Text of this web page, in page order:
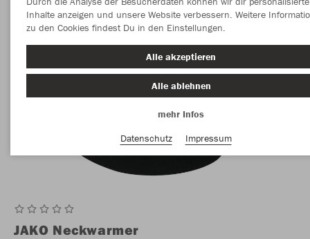
JAKO Neckwarmer
Inhalte anzeigen und unsere Website verbessern. Weitere
zu den Cookies findest Du in den Einstellungen.
Alle akzeptieren
Alle ablehnen
mehr Infos
Datenschutz
Impressum